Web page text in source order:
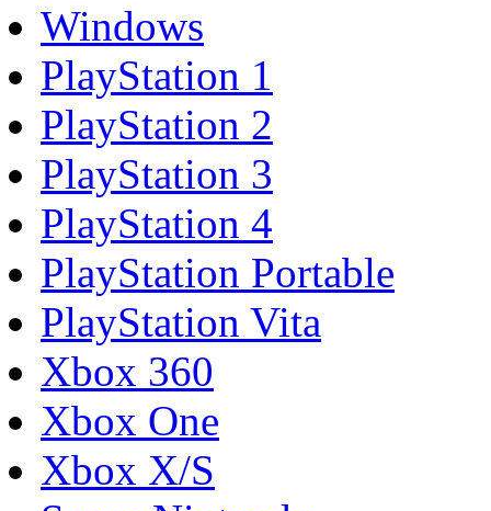
Windows
PlayStation 1
PlayStation 2
PlayStation 3
PlayStation 4
PlayStation Portable
PlayStation Vita
Xbox 360
Xbox One
Xbox X/S